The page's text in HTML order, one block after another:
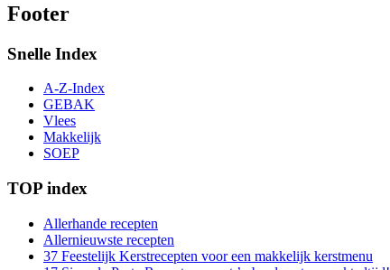
Footer
Snelle Index
A-Z-Index
GEBAK
Vlees
Makkelijk
SOEP
TOP index
Allerhande recepten
Allernieuwste recepten
37 Feestelijk Kerstrecepten voor een makkelijk kerstmenu